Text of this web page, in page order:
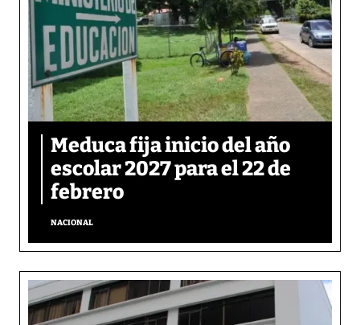
Meduca fija inicio del año
escolar 2027 para el 22 de
febrero
NACIONAL